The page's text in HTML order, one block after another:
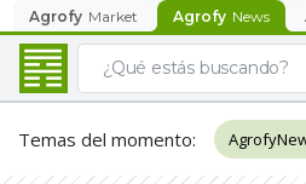
Agrofy Market Agrofy News
Temas del momento: